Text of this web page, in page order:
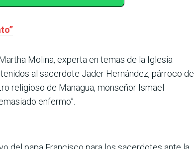
Molina, experta en temas de la Iglesia
al sacerdote Jader Hernández, párroco de
religioso de Managua, monseñor Ismael
enfermo”.